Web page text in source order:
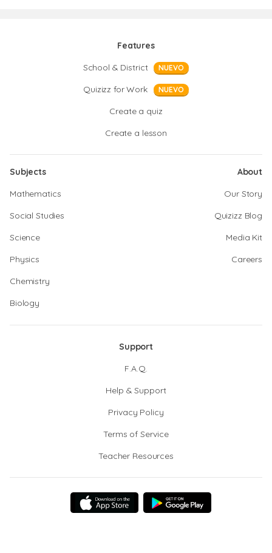
Features
School & District
NUEVO
Quizizz for Work NUEVO
Create a quiz
Create a lesson
Subjects
Mathematics
Social Studies
Science
Physics
Chemistry
Biology
About
Our Story
Quizizz Blog
Media Kit
Careers
Support
F.A.Q.
Help & Support
Privacy Policy
Terms of Service
Teacher Resources